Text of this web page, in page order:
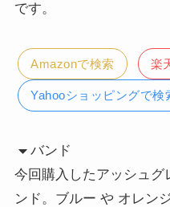
です。
Amazonで検索 楽
Yahooショッピングで検
バンド
今回購入したアッシュ
ンド。ブルー や オレン